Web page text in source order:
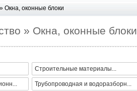
» Окна, оконные блоки
» Окна, оконные блоки
Строительные материалы...
Трубопроводная и водоразборн...